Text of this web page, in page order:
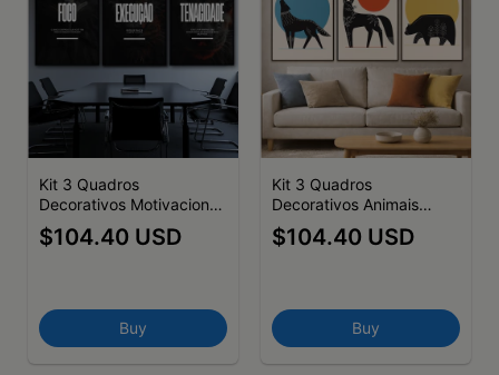
Kit 3 Quadros
Decorativos Motivacional
Foco Execução
Tenacidade (Animais)
$104.40 USD
Buy
Kit 3 Quadros
Decorativos Animais
Minimalistas
$104.40 USD
Buy